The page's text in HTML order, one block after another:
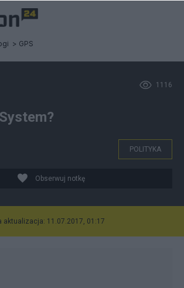
GPS
1116
POLITYKA
Obserwuj notkę
aktualizacja: 11.07.2017, 01:17